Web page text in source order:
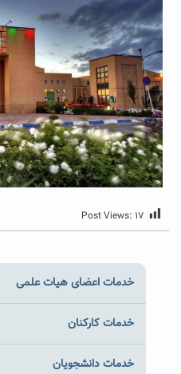
Post Views: ۱۷
خدمات اعضای هیات علمی
خدمات کارکنان
خدمات دانشجویان